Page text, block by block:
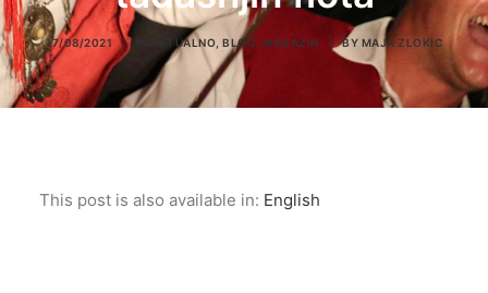
17/08/2021 | AKTUALNO BLOG MAGAZIN BY MAJA ZLOKIC
This post is also available in: English